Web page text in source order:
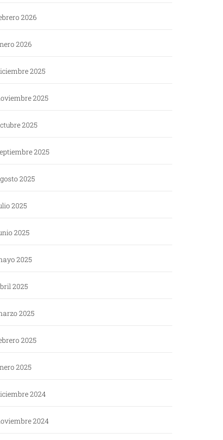
2026
2026
2025
2025
2025
2025
2025
2025
2025
2025
2025
2025
2025
2025
2024
2024